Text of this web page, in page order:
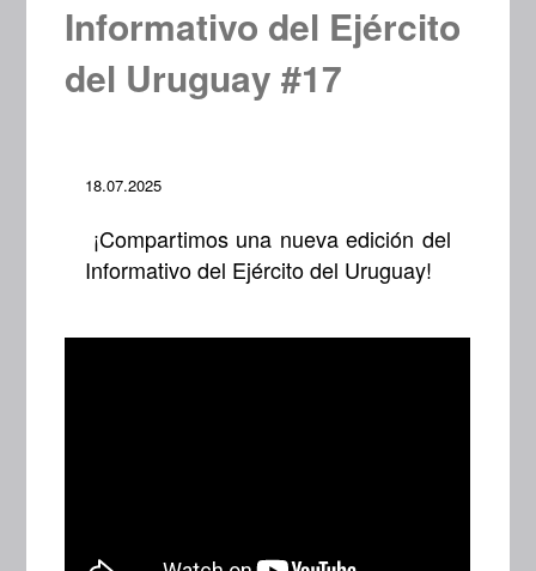
Informativo del Ejército
del Uruguay #17
18.07.2025
¡Compartimos una nueva edición del
Informativo del Ejército del Uruguay!